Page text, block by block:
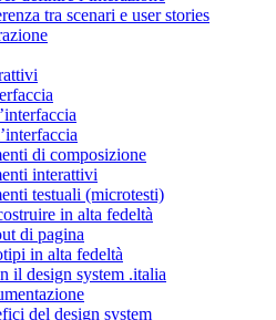
tra scenari e user stories
di composizione
interattivi
testuali (microtesti)
in alta fedeltà
di pagina
in alta fedeltà
il design system .italia
del design system